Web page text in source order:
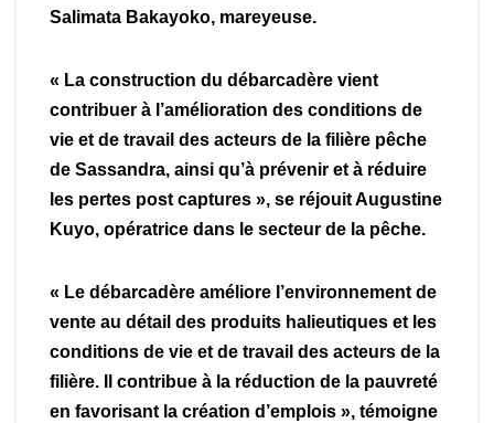
Salimata Bakayoko, mareyeuse.
« La construction du débarcadère vient
contribuer à l’amélioration des conditions de
vie et de travail des acteurs de la filière pêche
de Sassandra, ainsi qu’à prévenir et à réduire
les pertes post captures », se réjouit Augustine
Kuyo, opératrice dans le secteur de la pêche.
« Le débarcadère améliore l’environnement de
vente au détail des produits halieutiques et les
conditions de vie et de travail des acteurs de la
filière. Il contribue à la réduction de la pauvreté
en favorisant la création d’emplois », témoigne